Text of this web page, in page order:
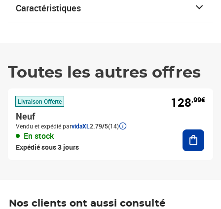
Caractéristiques
Toutes les autres offres
Livraison Offerte
Neuf
Vendu et expédié parvidaXL 2.79/5(14)
En stock
Expédié sous 3 jours
128,99€
Nos clients ont aussi consulté